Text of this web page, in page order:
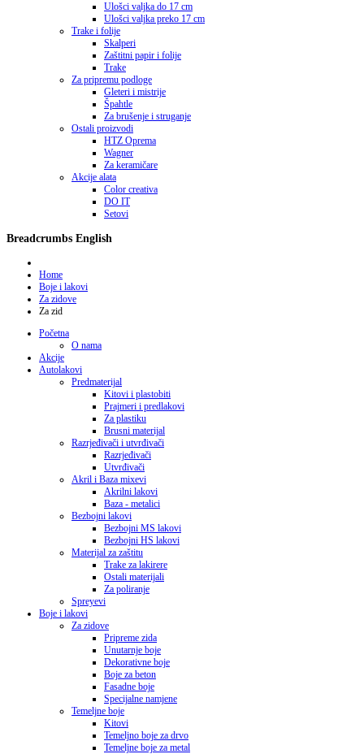
Ulošci valjka do 17 cm
Ulošci valjka preko 17 cm
Trake i folije
Skalperi
Zaštitni papir i folije
Trake
Za pripremu podloge
Gleteri i mistrije
Špahtle
Za brušenje i struganje
Ostali proizvodi
HTZ Oprema
Wagner
Za keramičare
Akcije alata
Color creativa
DO IT
Setovi
Breadcrumbs English
Home
Boje i lakovi
Za zidove
Za zid
Početna
O nama
Akcije
Autolakovi
Predmaterijal
Kitovi i plastobiti
Prajmeri i predlakovi
Za plastiku
Brusni materijal
Razrjeđivači i utvrđivači
Razrjeđivači
Utvrđivači
Akril i Baza mixevi
Akrilni lakovi
Baza - metalici
Bezbojni lakovi
Bezbojni MS lakovi
Bezbojni HS lakovi
Materijal za zaštitu
Trake za lakirere
Ostali materijali
Za poliranje
Spreyevi
Boje i lakovi
Za zidove
Pripreme zida
Unutarnje boje
Dekorativne boje
Boje za beton
Fasadne boje
Specijalne namjene
Temeljne boje
Kitovi
Temeljno boje za drvo
Temeljne boje za metal